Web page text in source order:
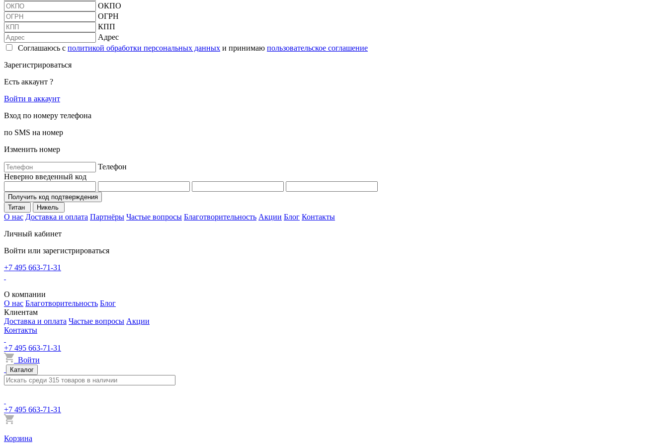
ОКПО
ОГРН
КПП
Адрес
Соглашаюсь с политикой обработки персональных данных и принимаю пользовательское соглашение
Зарегистрироваться
Есть аккаунт ?
Войти в аккаунт
Вход по номеру телефона
по SMS на номер
Изменить номер
Телефон
Неверно введенный код
Получить код подтверждения
Титан
Никель
О нас Доставка и оплата Партнёры Частые вопросы Благотворительность Акции Блог Контакты
Личный кабинет
Войти или зарегистрироваться
+7 495 663-71-31
О компании
О нас Благотворительность Блог
Клиентам
Доставка и оплата Частые вопросы Акции
Контакты
+7 495 663-71-31
Войти
Каталог
+7 495 663-71-31
Корзина